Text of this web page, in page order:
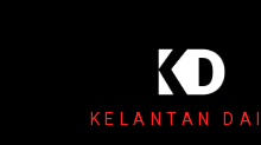
KELANTAN